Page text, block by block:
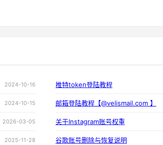
2024-10-16 推特token登陆教程
2024-10-15 邮箱登陆教程【@velismail.com 】
2026-03-05 关于Instagram账号权重
2025-11-28 谷歌账号删除与恢复说明